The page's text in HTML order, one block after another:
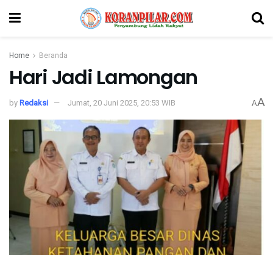
Home Beranda
Hari Jadi Lamongan
by Redaksi Jumat, 20 Juni 2025, 20:53 WIB AA